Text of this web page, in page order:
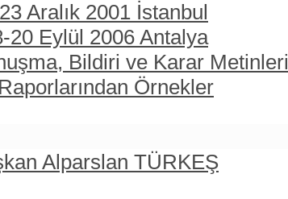
Aralık 2001 İstanbul
20 Eylül 2006 Antalya
Bildiri ve Karar Metinleri
Örnekler
Alparslan TÜRKEŞ